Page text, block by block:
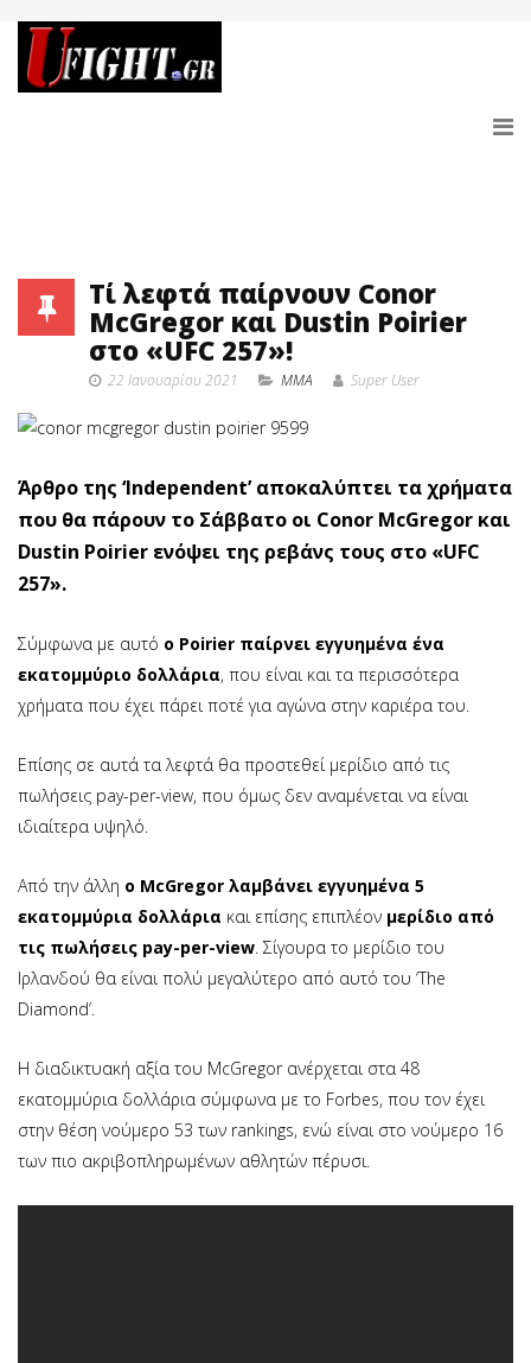
Τί λεφτά παίρνουν Conor
McGregor και Dustin Poirier
στο «UFC 257»!
22 Ιανουαρίου 2021 MMA Super User
Άρθρο της ‘Independent’ αποκαλύπτει τα χρήματα
που θα πάρουν το Σάββατο οι Conor McGregor και
Dustin Poirier ενόψει της ρεβάνς τους στο «UFC
257».
Σύμφωνα με αυτό ο Poirier παίρνει εγγυημένα ένα
εκατομμύριο δολλάρια, που είναι και τα περισσότερα
χρήματα που έχει πάρει ποτέ για αγώνα στην καριέρα του.
Επίσης σε αυτά τα λεφτά θα προστεθεί μερίδιο από τις
πωλήσεις pay-per-view, που όμως δεν αναμένεται να είναι
ιδιαίτερα υψηλό.
Από την άλλη ο McGregor λαμβάνει εγγυημένα 5
εκατομμύρια δολλάρια και επίσης επιπλέον μερίδιο από
τις πωλήσεις pay-per-view. Σίγουρα το μερίδιο του
Ιρλανδού θα είναι πολύ μεγαλύτερο από αυτό του ‘The
Diamond’.
Η διαδικτυακή αξία του McGregor ανέρχεται στα 48
εκατομμύρια δολλάρια σύμφωνα με το Forbes, που τον έχει
στην θέση νούμερο 53 των rankings, ενώ είναι στο νούμερο 16
των πιο ακριβοπληρωμένων αθλητών πέρυσι.